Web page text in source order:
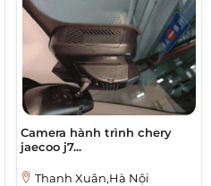
Camera hành trình chery
jaecoo j7...
Thanh Xuân,Hà Nội